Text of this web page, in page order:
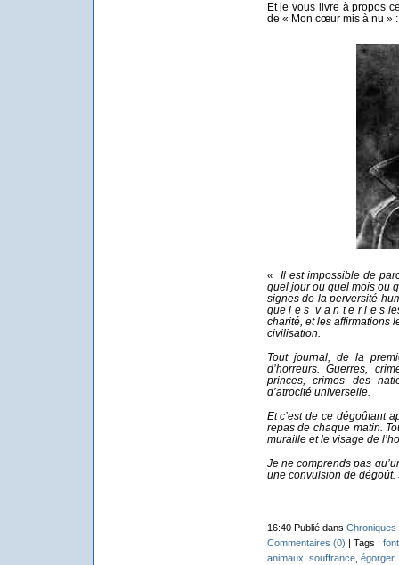
Et je vous livre à propos
de « Mon cœur mis à nu » :
« Il est impossible de
quel jour ou quel mois ou
signes de la perversité
que l e s v a n t e r i e s
charité, et les affirmations
civilisation.
Tout journal, de la
d’horreurs. Guerres,
princes, crimes des
d’atrocité universelle.
Et c’est de ce dégoûtant
repas de chaque matin.
muraille et le visage de
Je ne comprends pas
une convulsion de dégoût.
16:40 Publié dans Chroniques
Commentaires (0) | Tags :
animaux souffrance, égorger,